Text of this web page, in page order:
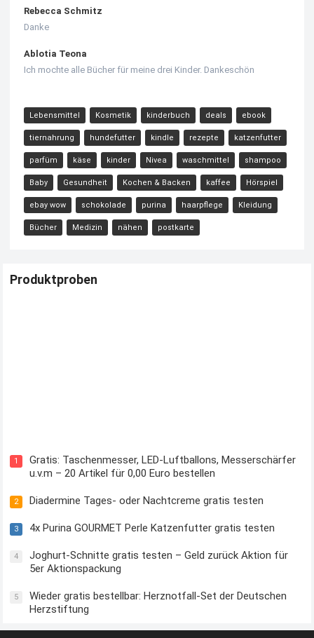
Rebecca Schmitz
Danke
Ablotia Teona
Ich mochte alle Bücher für meine drei Kinder. Dankeschön
Lebensmittel Kosmetik kinderbuch deals ebook
tiernahrung hundefutter kindle rezepte katzenfutter
parfüm käse kinder Nivea waschmittel shampoo
Baby Gesundheit Kochen & Backen kaffee Hörspiel
ebay wow schokolade purina haarpflege Kleidung
Bücher Medizin nähen postkarte
Produktproben
1
Gratis: Taschenmesser, LED-Luftballons, Messerschärfer
u.v.m – 20 Artikel für 0,00 Euro bestellen
2 Diadermine Tages- oder Nachtcreme gratis testen
3 4x Purina GOURMET Perle Katzenfutter gratis testen
4
Joghurt-Schnitte gratis testen – Geld zurück Aktion für
5er Aktionspackung
5
Wieder gratis bestellbar: Herznotfall-Set der Deutschen
Herzstiftung